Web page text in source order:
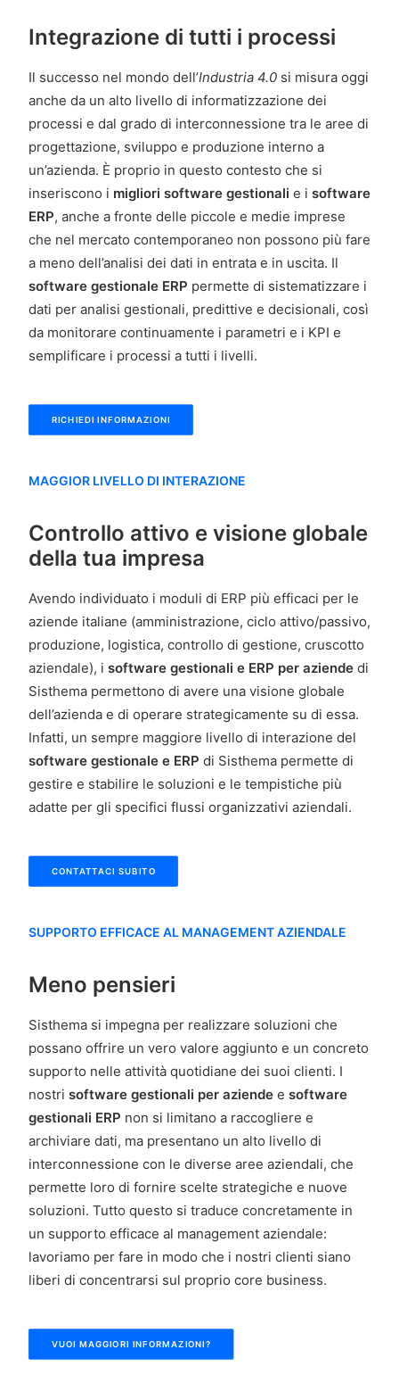
MAGGIOR LIVELLO DI INTERAZIONE
Controllo attivo e visione globale
della tua impresa
Avendo individuato i moduli di ERP più efficaci per le
aziende italiane (amministrazione, ciclo attivo/passivo,
produzione, logistica, controllo di gestione, cruscotto
aziendale), i software gestionali e ERP per aziende di
Sisthema permettono di avere una visione globale
dell’azienda e di operare strategicamente su di essa.
Infatti, un sempre maggiore livello di interazione del
software gestionale e ERP di Sisthema permette di
gestire e stabilire le soluzioni e le tempistiche più
adatte per gli specifici flussi organizzativi aziendali.
CONTATTACI SUBITO
Integrazione di tutti i processi
Il successo nel mondo dell’Industria 4.0 si misura oggi
anche da un alto livello di informatizzazione dei
processi e dal grado di interconnessione tra le aree di
progettazione, sviluppo e produzione interno a
un’azienda. È proprio in questo contesto che si
inseriscono i migliori software gestionali e i software
ERP, anche a fronte delle piccole e medie imprese
che nel mercato contemporaneo non possono più fare
a meno dell’analisi dei dati in entrata e in uscita. Il
software gestionale ERP permette di sistematizzare i
dati per analisi gestionali, predittive e decisionali, così
da monitorare continuamente i parametri e i KPI e
semplificare i processi a tutti i livelli.
RICHIEDI INFORMAZIONI
SUPPORTO EFFICACE AL MANAGEMENT AZIENDALE
Meno pensieri
Sisthema si impegna per realizzare soluzioni che
possano offrire un vero valore aggiunto e un concreto
supporto nelle attività quotidiane dei suoi clienti. I
nostri software gestionali per aziende e software
gestionali ERP non si limitano a raccogliere e
archiviare dati, ma presentano un alto livello di
interconnessione con le diverse aree aziendali, che
permette loro di fornire scelte strategiche e nuove
soluzioni. Tutto questo si traduce concretamente in
un supporto efficace al management aziendale:
lavoriamo per fare in modo che i nostri clienti siano
liberi di concentrarsi sul proprio core business.
VUOI MAGGIORI INFORMAZIONI?